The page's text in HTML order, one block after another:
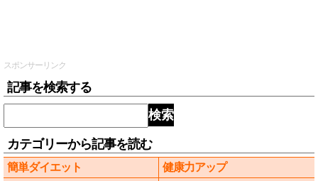
スポンサーリンク
記事を検索する
検索
カテゴリーから記事を読む
簡単ダイエット 健康力アップ